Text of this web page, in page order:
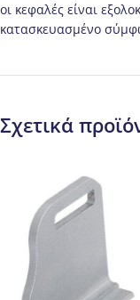
οι κεφαλές είναι
κατασκευασμένο
Σχετικά